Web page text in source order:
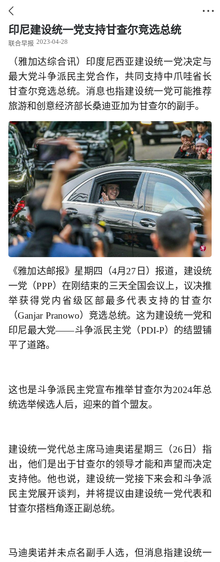
 
印尼建设统一党支持甘查尔竞选总统
联合早报 2023-04-28
（雅加达综合讯）印度尼西亚建设统一党决定与
最大党斗争派民主党合作，共同支持中爪哇省长
甘查尔竞选总统。消息也指建设统一党可能推荐
旅游和创意经济部长桑迪亚加为甘查尔的副手。
《雅加达邮报》星期四（4月27日）报道，建设统
一党（PPP）在刚结束的三天全国会议上，议决推
举获得党内省级区部最多代表支持的甘查尔
（Ganjar Pranowo）竞选总统。这为建设统一党和
印尼最大党——斗争派民主党（PDI-P）的结盟铺
平了道路。
这也是斗争派民主党宣布推举甘查尔为2024年总
统选举候选人后，迎来的首个盟友。
建设统一党代总主席马迪奥诺星期三（26日）指
出，他们是出于甘查尔的领导才能和声望而决定
支持他。他也说，建设统一党接下来会和斗争派
民主党展开谈判，并将提议由建设统一党代表和
甘查尔搭档角逐正副总统。
马迪奥诺并未点名副手人选，但消息指建设统一